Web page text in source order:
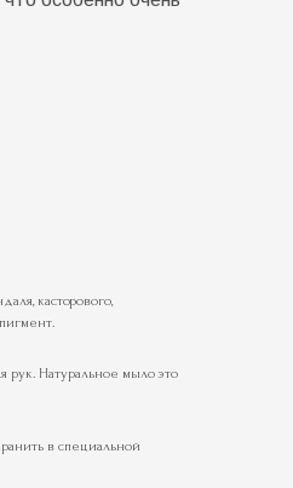
касторового,
рук. Натуральное мыло это
в специальной